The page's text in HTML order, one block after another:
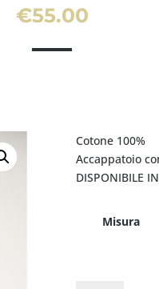
€55.00
Cotone 100%
Accappatoio
DISPONIBILE
Misura